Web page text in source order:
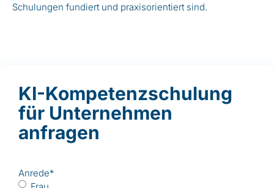
Schulungen fundiert und praxisorientiert sind.
KI-Kompetenzschulung
für Unternehmen
anfragen
Anrede*